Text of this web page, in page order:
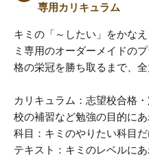
専用カリキュラム
キミの「～したい」をかな
ミ専用のオーダーメイドの
格の栄冠を勝ち取るまで、全
カリキュラム：志望校合格
校の補習など勉強の目的に
科目：キミのやりたい科目
テキスト：キミのレベルに